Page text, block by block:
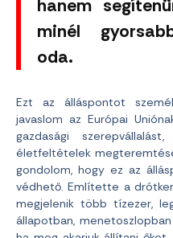
hanem
minél
oda.
Ezt az álláspontot
javaslom az Európai
gazdasági
életfeltételek
gondolom, hogy ez az
védhető. Említette a
megjelenik több tízezer,
állapotban,